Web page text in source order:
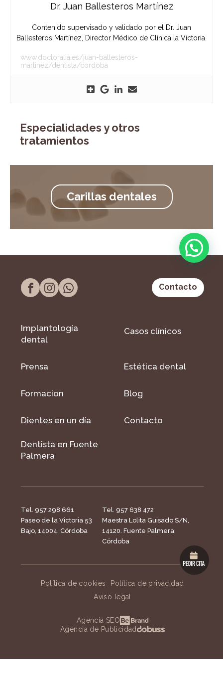
Dr. Juan Ballesteros Martínez
Contenido supervisado y validado por el Dr. Juan
Ballesteros Martínez, Director Médico de Clínica la Victoria.
www.doctoralia.es/juan-ballesteros-
martinez/dentista/cordoba
Especialidades y otros
tratamientos
Carillas dentales
Contacto
Implantología
dental
Casos clínicos
Prensa Estética dental
Formacion Blog
Dientes en un día Contacto
Dentista en Fuente
Palmera
Tel. 957 298 661
Paseo de la Victoria 53
Bajo, 14004, Córdoba
Tel. 957 638 472
Maestra Lolita Guisado S/N,
14120. Fuente Palmera,
Córdoba
Política de cookies
Política de privacidad
Aviso legal
Agencia SEO
Agencia de Publicidad